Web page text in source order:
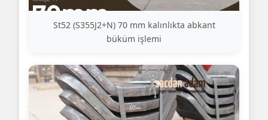
St52 (S355J2+N) 70 mm kalınlıkta abkant
büküm işlemi